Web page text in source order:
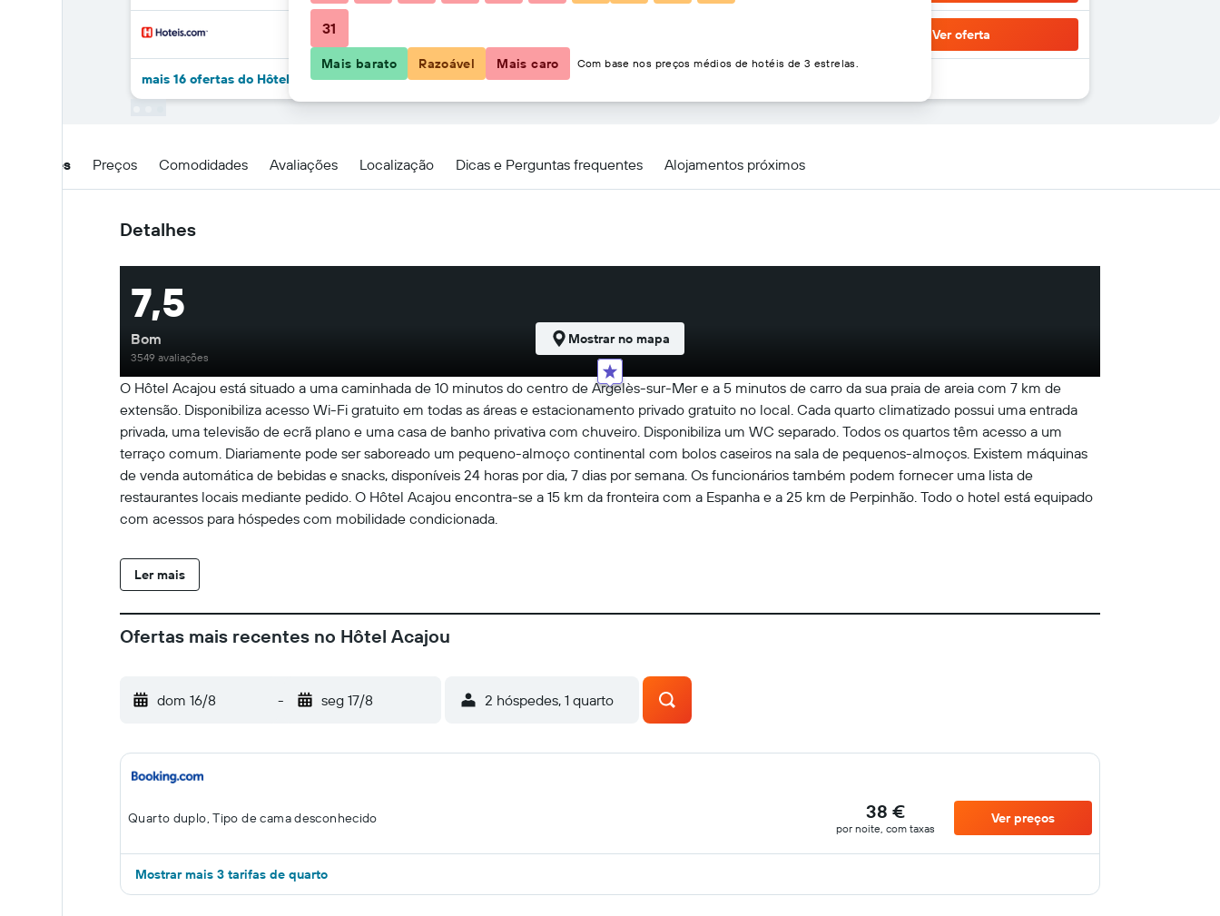
Ver oferta
mais 16 ofertas do Hôtel Acajou
Detalhes Preços Comodidades Avaliações Localização Dicas e Perguntas frequentes Alojamentos próximos
Detalhes
O Hôtel Acajou está situado a uma caminhada de 10 minutos do centro de Argelès-sur-Mer e a 5 minutos de carro da sua praia de areia com 7 km de
extensão. Disponibiliza acesso Wi-Fi gratuito em todas as áreas e estacionamento privado gratuito no local. Cada quarto climatizado possui uma entrada
privada, uma televisão de ecrã plano e uma casa de banho privativa com chuveiro. Disponibiliza um WC separado. Todos os quartos têm acesso a um
terraço comum. Diariamente pode ser saboreado um pequeno-almoço continental com bolos caseiros na sala de pequenos-almoços. Existem máquinas
de venda automática de bebidas e snacks, disponíveis 24 horas por dia, 7 dias por semana. Os funcionários também podem fornecer uma lista de
restaurantes locais mediante pedido. O Hôtel Acajou encontra-se a 15 km da fronteira com a Espanha e a 25 km de Perpinhão. Todo o hotel está equipado
com acessos para hóspedes com mobilidade condicionada.
Ler mais
7,5
Bom
3549 avaliações
Mostrar no mapa
Ofertas mais recentes no Hôtel Acajou
dom 16/8 - seg 17/8 2 hóspedes, 1 quarto
Quarto duplo, Tipo de cama desconhecido 38 €
por noite, com taxas
Ver preços
Mostrar mais 3 tarifas de quarto
31
Mais barato Razoável Mais caro Com base nos preços médios de hotéis de 3 estrelas.